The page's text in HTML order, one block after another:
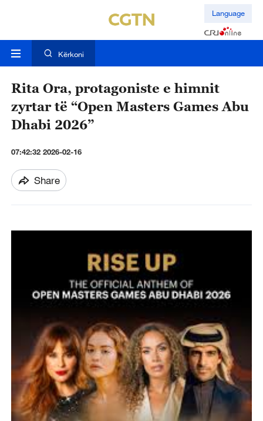
Language
Kërkoni
Rita Ora, protagoniste e himnit
zyrtar të “Open Masters Games Abu
Dhabi 2026”
07:42:32 2026-02-16
Share